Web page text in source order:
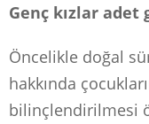
Genç kızlar adet
Öncelikle doğal
hakkında
bilinçlendirilmesi